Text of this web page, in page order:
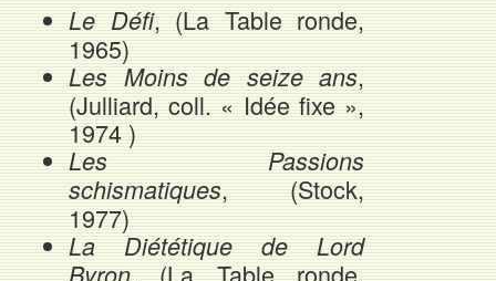
Le Défi, (La Table ronde,
1965)
Les Moins de seize ans,
(Julliard, coll. « Idée fixe »,
1974 )
Les Passions
schismatiques, (Stock,
1977)
La Diététique de Lord
Byron, (La Table ronde,